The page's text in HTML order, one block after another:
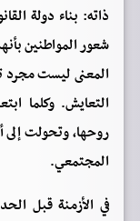
ذاته: بناء دولة
شعور المواطنين
المعنى ليست مجرد
التعايش. وكلما
روحها، وتحولت إلى
المجتمعي.
في الأزمنة قبل